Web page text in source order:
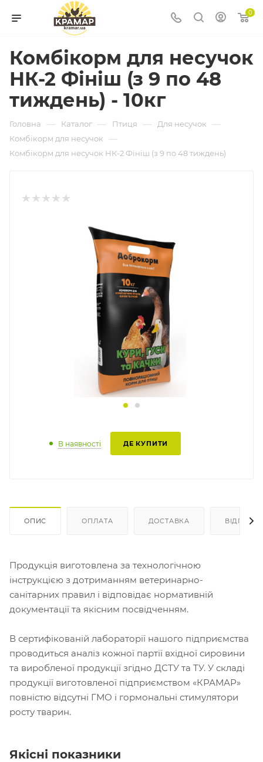
0
Комбікорм для несучок
НК-2 Фініш (з 9 по 48
тиждень) - 10кг
Головна — Каталог — Птиця — Для несучок —
Комбікорм для несучок —
Комбікорм для несучок НК-2 Фініш (з 9 по 48 тиждень)
В наявності ДЕ КУПИТИ
ОПИС ОПЛАТА ДОСТАВКА ВІДГУКИ
Продукція виготовлена за технологічною
інструкцією з дотриманням ветеринарно-
санітарних правил і відповідає нормативній
документації та якісним посвідченням.
В сертифікованій лабораторії нашого підприємства
проводиться аналіз кожної партії вхідної сировини
та виробленої продукції згідно ДСТУ та ТУ. У складі
продукції виготовленої підприємством «КРАМАР»
повністю відсутні ГМО і гормональні стимулятори
росту тварин.
Якісні показники